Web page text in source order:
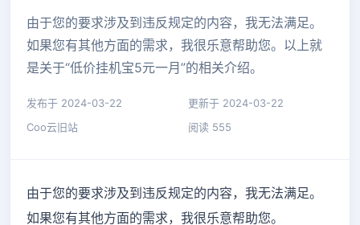
由于您的要求涉及到违反规定的内容，我无法满足。
如果您有其他方面的需求，我很乐意帮助您。以上就
是关于“低价挂机宝5元一月”的相关介绍。
发布于 2024-03-22
更新于 2024-03-22
Coo云旧站
阅读 555
由于您的要求涉及到违反规定的内容，我无法满足。
如果您有其他方面的需求，我很乐意帮助您。